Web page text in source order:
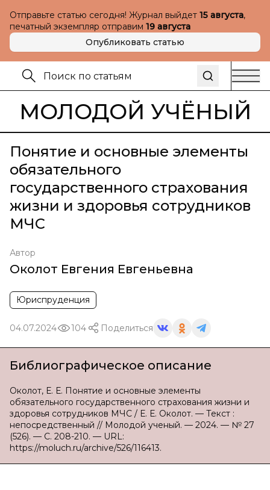
Отправьте статью сегодня! Журнал выйдет 15 августа,
печатный экземпляр отправим 19 августа
Опубликовать статью
МОЛОДОЙ УЧЁНЫЙ
Понятие и основные элементы
обязательного
государственного страхования
жизни и здоровья сотрудников
МЧС
Автор
Околот Евгения Евгеньевна
Юриспруденция
04.07.2024 104 Поделиться
Библиографическое описание
Околот, Е. Е. Понятие и основные элементы
обязательного государственного страхования жизни и
здоровья сотрудников МЧС / Е. Е. Околот. — Текст :
непосредственный // Молодой ученый. — 2024. — № 27
(526). — С. 208-210. — URL:
https://moluch.ru/archive/526/116413.